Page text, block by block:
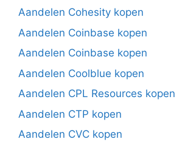
Aandelen Cohesity kopen
Aandelen Coinbase kopen
Aandelen Coinbase kopen
Aandelen Coolblue kopen
Aandelen CPL Resources kopen
Aandelen CTP kopen
Aandelen CVC kopen